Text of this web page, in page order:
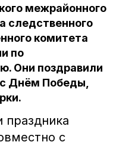
межрайонного
следственного
комитета
по
Они поздравили
Днём Победы,
праздника
с